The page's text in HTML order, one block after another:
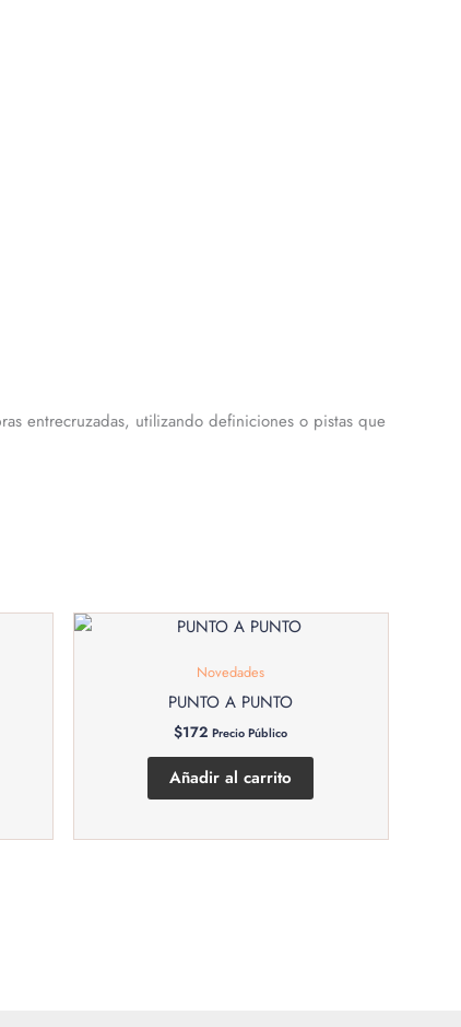
entrecruzadas, utilizando definiciones o pistas que
Novedades
PUNTO A PUNTO
$172 Precio Público
Añadir al carrito